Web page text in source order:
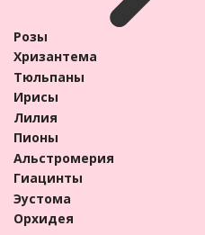
Розы
Хризантема
Тюльпаны
Ирисы
Лилия
Пионы
Альстромерия
Гиацинты
Эустома
Орхидея